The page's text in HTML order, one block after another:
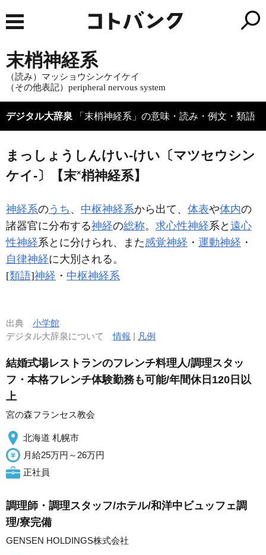
末梢神経系
（読み）マッショウシンケイケイ
（その他表記）peripheral nervous system
デジタル大辞泉 「末梢神経系」の意味・読み・例文・類語
まっしょうしんけい‐けい〔マツセウシン
ケイ‐〕【末×梢神経系】
神経系のうち 、 中枢神経系から出て、 体表や体内の
諸器官に分布する神経の総称。 求心性神経系と 遠心
性神経系とに分けられ、また感覚神経 ・ 運動神経 ・
自律神経に大別される。
[類語]神経 ・ 中枢神経系
出典 小学館
デジタル大辞泉について情報 | 凡例
結婚式場レストランのフレンチ料理人/調理スタッ
フ・本格フレンチ体験勤務も可能/年間休日120日以
上
宮の森フランセス教会
北海道 札幌市
月給25万円～26万円
正社員
調理師・調理スタッフ/ホテル/和洋中ビュッフェ調
理/寮完備
GENSEN HOLDINGS株式会社